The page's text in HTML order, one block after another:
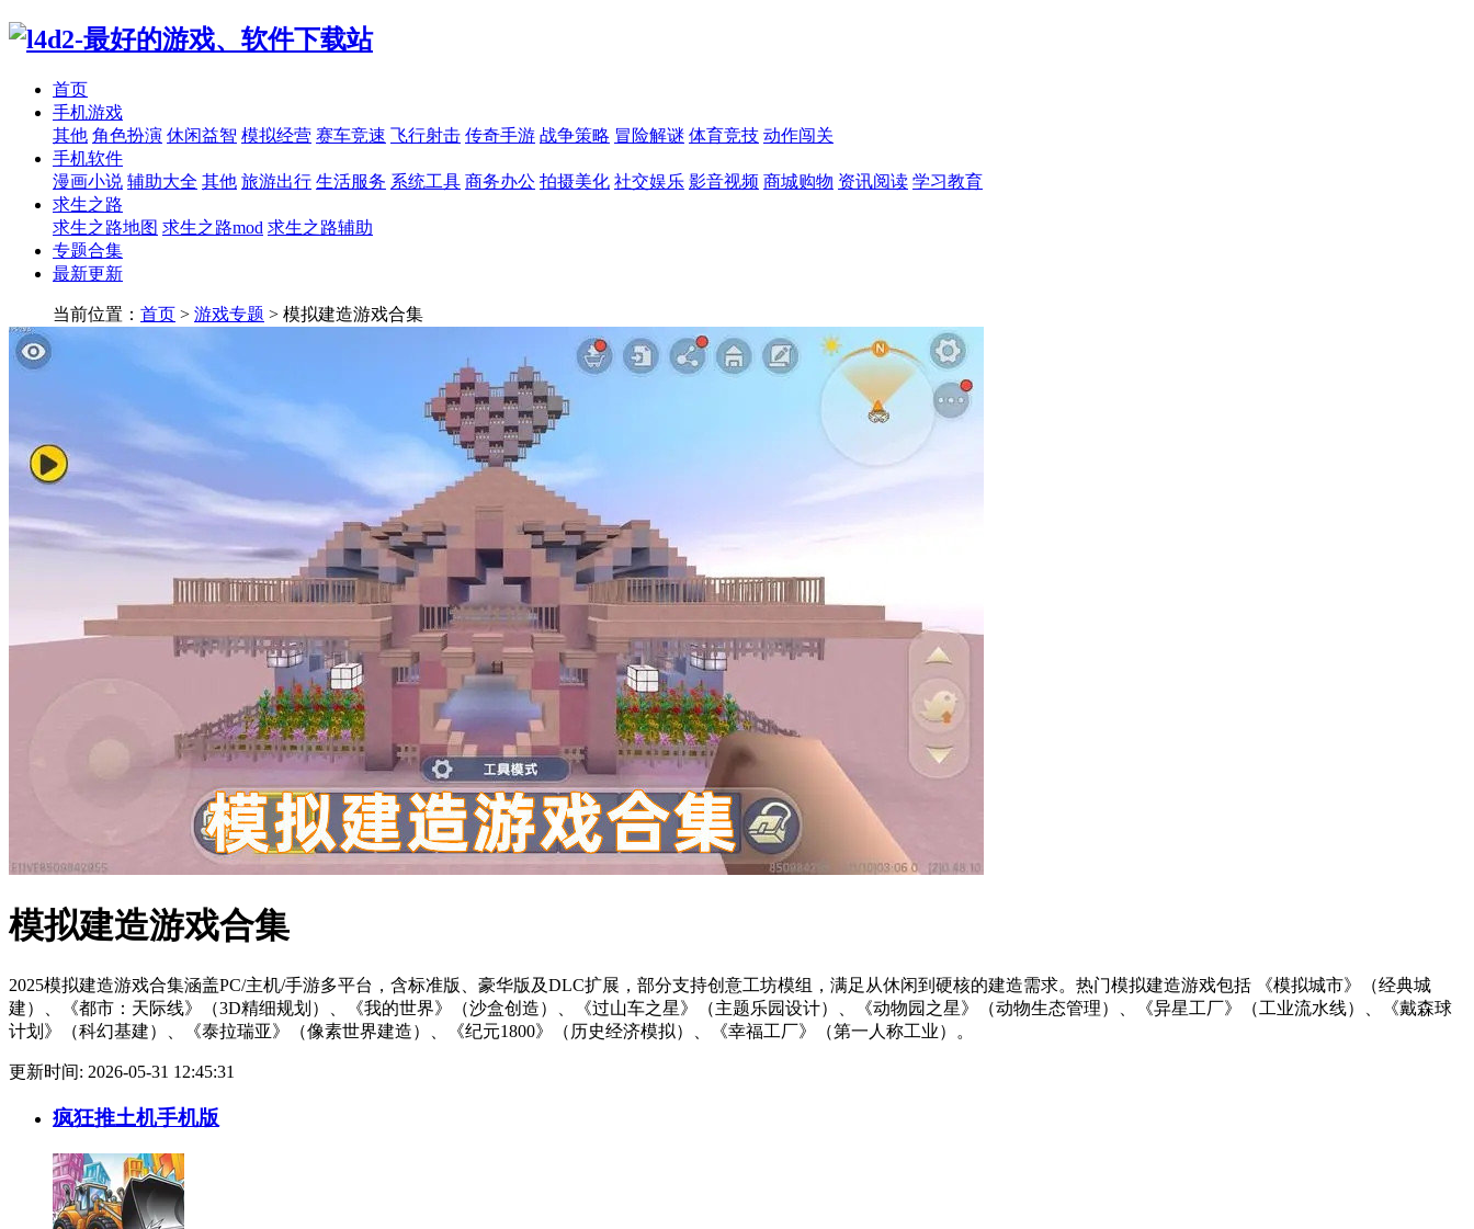
首页
手机游戏
其他 角色扮演 休闲益智 模拟经营 赛车竞速 飞行射击 传奇手游 战争策略 冒险解谜 体育竞技 动作闯关
手机软件
漫画小说 辅助大全 其他 旅游出行 生活服务 系统工具 商务办公 拍摄美化 社交娱乐 影音视频 商城购物 资讯阅读 学习教育
求生之路
求生之路地图 求生之路mod 求生之路辅助
专题合集
最新更新
当前位置： 首页 > 游戏专题 > 模拟建造游戏合集
模拟建造游戏合集
2025模拟建造游戏合集涵盖PC/主机/手游多平台，含标准版、豪华版及DLC扩展，部分支持创意工坊模组，满足从休闲到硬核的建造需求。热门模拟建造游戏包括 《模拟城市》（经典城
建）、《都市：天际线》（3D精细规划）、《我的世界》（沙盒创造）、《过山车之星》（主题乐园设计）、《动物园之星》（动物生态管理）、《异星工厂》（工业流水线）、《戴森球
计划》（科幻基建）、《泰拉瑞亚》（像素世界建造）、《纪元1800》（历史经济模拟）、《幸福工厂》（第一人称工业）。
更新时间: 2026-05-31 12:45:31
疯狂推土机手机版